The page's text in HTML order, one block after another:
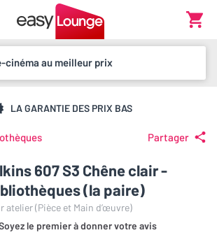
cinéma au meilleur prix
LA GARANTIE DES PRIX BAS
Partager
607 S3 Chêne clair -
(la paire)
atelier (Pièce et Main d’œuvre)
le premier à donner votre avis